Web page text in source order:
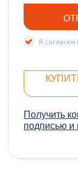
Я согласен
Получить
подписью и